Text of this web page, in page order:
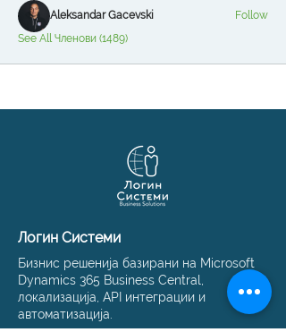
Aleksandar Gacevski
Follow
See All Членови (1489)
Логин Системи
Бизнис решенија базирани на Microsoft
Dynamics 365 Business Central,
локализација, API интеграции и
автоматизација.